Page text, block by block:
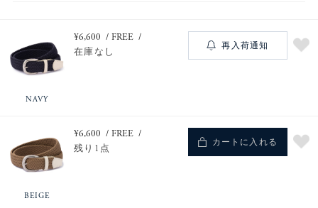
NAVY
¥6,600
FREE
在庫なし
再入荷通知
BEIGE
¥6,600
FREE
残り1点
カートに入れる